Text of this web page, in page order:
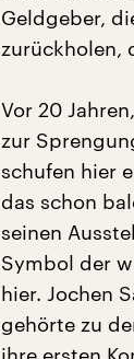
Geldgeber,
zurückholen,
Vor 20
zur
schufen hier
das schon
seinen
Symbol der
hier. Jochen
gehörte zu